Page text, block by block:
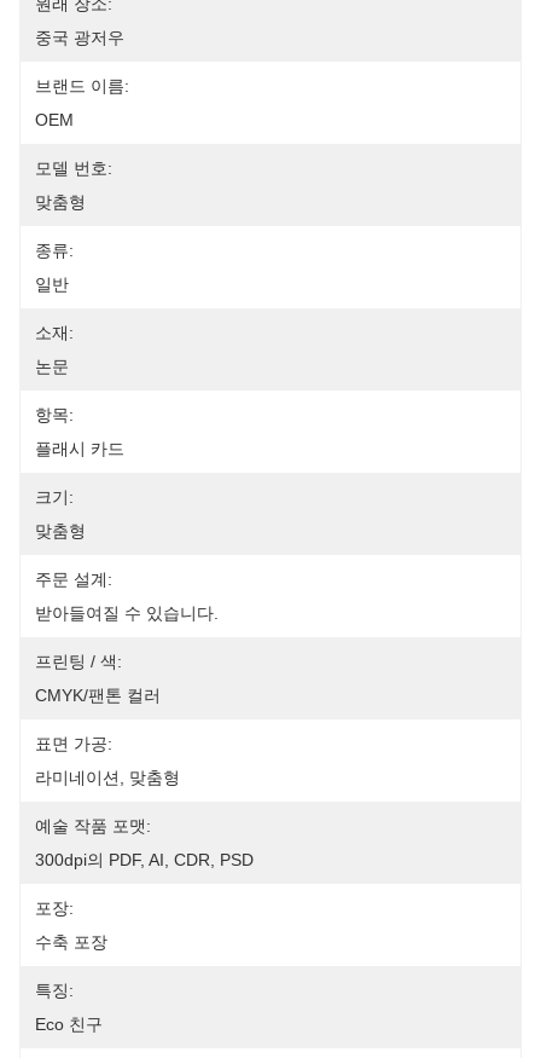
중국 광저우
브랜드 이름:
OEM
모델 번호:
맞춤형
종류:
일반
소재:
논문
항목:
플래시 카드
크기:
맞춤형
주문 설계:
받아들여질 수 있습니다.
프린팅 / 색:
CMYK/팬톤 컬러
표면 가공:
라미네이션, 맞춤형
예술 작품 포맷:
300dpi의 PDF, AI, CDR, PSD
포장:
수축 포장
특징:
Eco 친구